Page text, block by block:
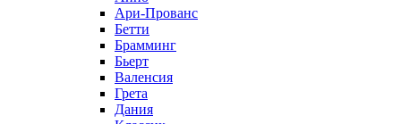
Ари-Прованс
Бетти
Брамминг
Бьерт
Валенсия
Грета
Дания